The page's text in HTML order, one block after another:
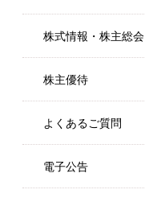
株式情報・株主総会
株主優待
よくあるご質問
電子公告